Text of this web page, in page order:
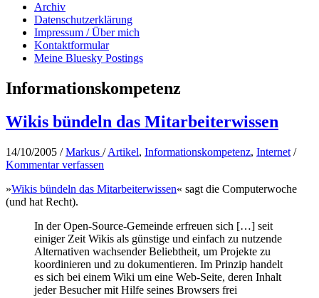
Archiv
Datenschutzerklärung
Impressum / Über mich
Kontaktformular
Meine Bluesky Postings
Informationskompetenz
Wikis bündeln das Mitarbeiterwissen
14/10/2005 /Markus /Artikel, Informationskompetenz, Internet /
Kommentar verfassen
»Wikis bündeln das Mitarbeiterwissen« sagt die Computerwoche
(und hat Recht).
In der Open-Source-Gemeinde erfreuen sich […] seit
einiger Zeit Wikis als günstige und einfach zu nutzende
Alternativen wachsender Beliebtheit, um Projekte zu
koordinieren und zu dokumentieren. Im Prinzip handelt
es sich bei einem Wiki um eine Web-Seite, deren Inhalt
jeder Besucher mit Hilfe seines Browsers frei